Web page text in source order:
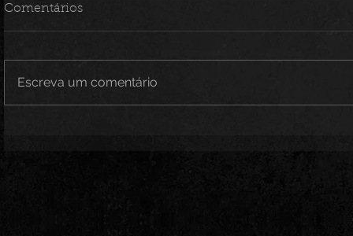
Comentários
Escreva um comentário